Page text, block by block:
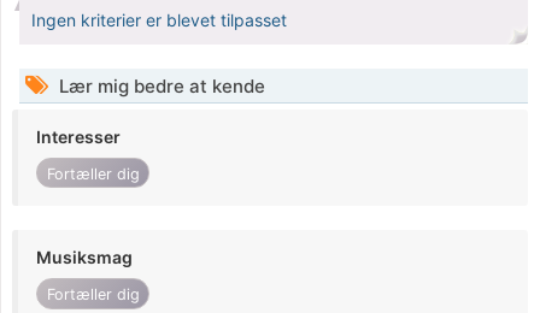
Ingen kriterier er blevet tilpasset
Lær mig bedre at kende
Interesser
Fortæller dig
Musiksmag
Fortæller dig